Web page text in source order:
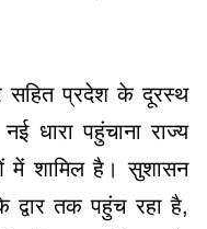
सहित प्रदेश के दूरस्थ
धारा पहुंचाना राज्य
में शामिल है। सुशासन
द्वार तक पहुंच रहा है,